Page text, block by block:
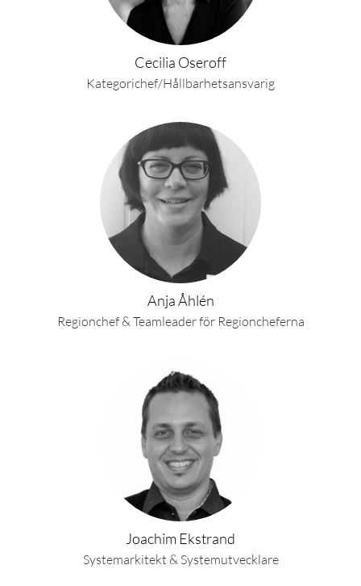
Cecilia Oseroff
Kategorichef/Hållbarhetsansvarig
Anja Åhlén
Regionchef & Teamleader för Regioncheferna
Joachim Ekstrand
Systemarkitekt & Systemutvecklare